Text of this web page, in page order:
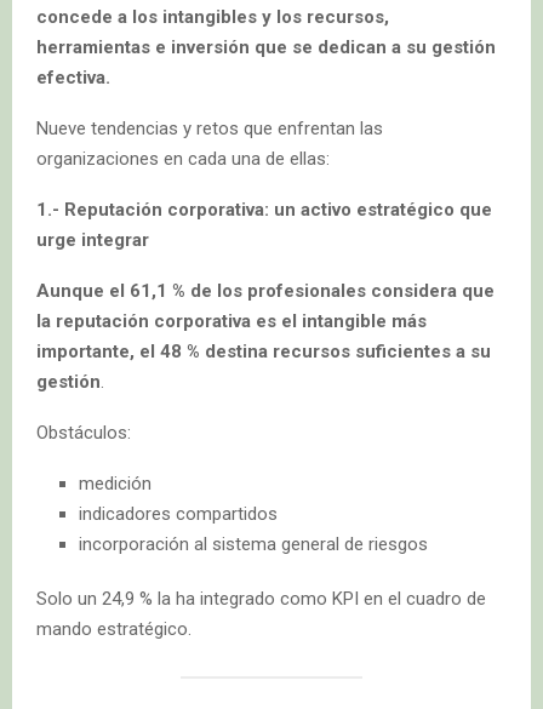
concede a los intangibles y los recursos,
herramientas e inversión que se dedican a su gestión
efectiva.
Nueve tendencias y retos que enfrentan las
organizaciones en cada una de ellas:
1.- Reputación corporativa: un activo estratégico que
urge integrar
Aunque el 61,1 % de los profesionales considera que
la reputación corporativa es el intangible más
importante, el 48 % destina recursos suficientes a su
gestión.
Obstáculos:
medición
indicadores compartidos
incorporación al sistema general de riesgos
Solo un 24,9 % la ha integrado como KPI en el cuadro de
mando estratégico.